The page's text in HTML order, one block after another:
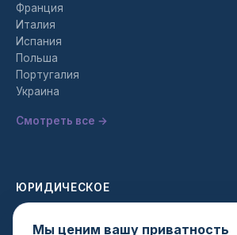
Франция
Италия
Испания
Польша
Португалия
Украина
Смотреть все →
ЮРИДИЧЕСКОЕ
Мы ценим вашу приватность